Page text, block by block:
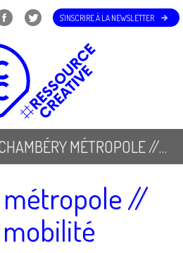
S'INSCRIRE À LA NEWSLETTER
CHAMBÉRY MÉTROPOLE // MARQUE DE MOBILITÉ
métropole //